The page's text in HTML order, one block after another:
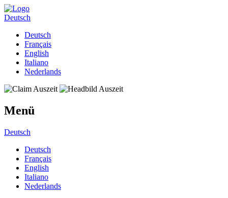
Deutsch
Deutsch
Français
English
Italiano
Nederlands
Menü
Deutsch
Deutsch
Français
English
Italiano
Nederlands